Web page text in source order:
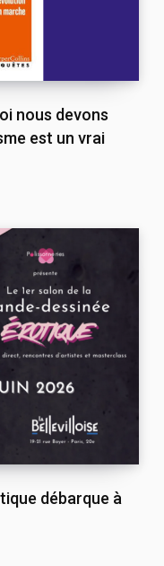
nous devons
est un vrai
débarque à